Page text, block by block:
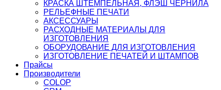
КРАСКА ШТЕМПЕЛЬНАЯ, ФЛЭШ ЧЕРНИЛА
РЕЛЬЕФНЫЕ ПЕЧАТИ
АКСЕССУАРЫ
РАСХОДНЫЕ МАТЕРИАЛЫ ДЛЯ
ИЗГОТОВЛЕНИЯ
ОБОРУДОВАНИЕ ДЛЯ ИЗГОТОВЛЕНИЯ
ИЗГОТОВЛЕНИЕ ПЕЧАТЕЙ И ШТАМПОВ
Прайсы
Производители
COLOP